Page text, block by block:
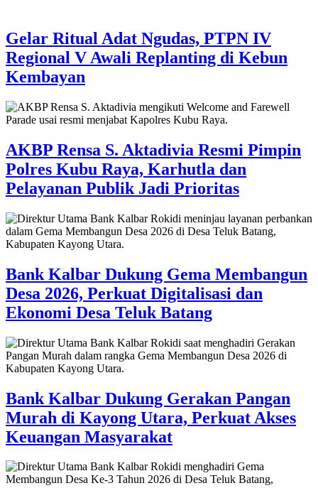
Gelar Ritual Adat Ngudas, PTPN IV
Regional V Awali Replanting di Kebun
Kembayan
AKBP Rensa S. Aktadivia Resmi Pimpin
Polres Kubu Raya, Karhutla dan
Pelayanan Publik Jadi Prioritas
Bank Kalbar Dukung Gema Membangun
Desa 2026, Perkuat Digitalisasi dan
Ekonomi Desa Teluk Batang
Bank Kalbar Dukung Gerakan Pangan
Murah di Kayong Utara, Perkuat Akses
Keuangan Masyarakat